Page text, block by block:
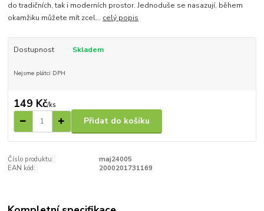
do tradičních, tak i moderních prostor. Jednoduše se nasazují, během
okamžiku můžete mít zcel... celý popis
Dostupnost Skladem
Nejsme plátci DPH
149 Kč/ks
Přidat do košíku
Číslo produktu:
maj24005
EAN kód:
2000201731169